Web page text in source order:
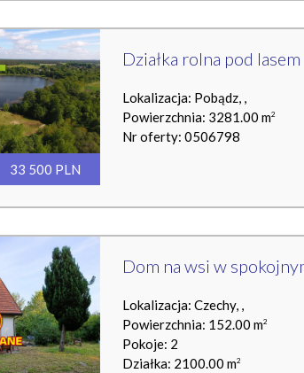
33 500 PLN
Działka rolna pod lasem
Lokalizacja: Pobądz, ,
Powierzchnia: 3281.00 m2
Nr oferty: 0506798
Dom na wsi w
Lokalizacja: Czechy, ,
Powierzchnia: 152.00 m2
Pokoje: 2
Działka: 2100.00 m2